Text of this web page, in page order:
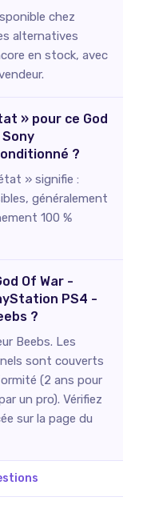
chez
alternatives
en stock, avec
» pour ce God
?
» signifie :
généralement
100 %
Of War -
PS4 -
?
Beebs. Les
sont couverts
(2 ans pour
un pro). Vérifiez
sur la page du